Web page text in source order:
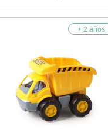
+ 2 años